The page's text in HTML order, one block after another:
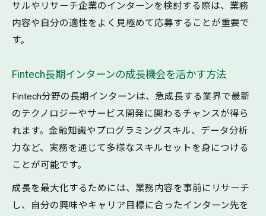
サルやリサーチ企業のインターンを検討する際は、業務
内容や自分の適性をよく見極めて応募することが重要で
す。
Fintech長期インターンの成長機会を活かす方法
Fintech分野の長期インターンは、急成長する業界で最新
のテクノロジーやサービス開発に関わるチャンスが得ら
れます。金融知識やプログラミングスキル、データ分析
力など、実務を通じて多様なスキルセットを身につける
ことが可能です。
成長を最大化するためには、業務内容を事前にリサーチ
し、自分の興味やキャリア目標に合ったインターン先を